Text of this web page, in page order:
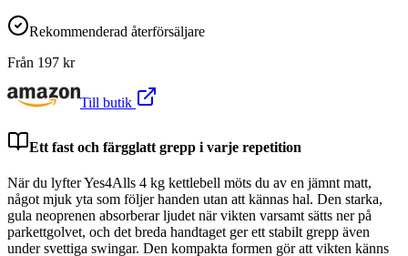
Rekommenderad återförsäljare
Från 197 kr
Till butik
Ett fast och färgglatt grepp i varje repetition
När du lyfter Yes4Alls 4 kg kettlebell möts du av en jämnt matt,
något mjuk yta som följer handen utan att kännas hal. Den starka,
gula neoprenen absorberar ljudet när vikten varsamt sätts ner på
parkettgolvet, och det breda handtaget ger ett stabilt grepp även
under svettiga swingar. Den kompakta formen gör att vikten känns